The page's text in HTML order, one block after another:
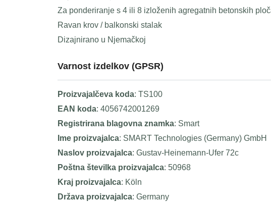
Za ponderiranje s 4 ili 8 izloženih agregatnih betonskih
Ravan krov / balkonski stalak
Dizajnirano u Njemačkoj
Varnost izdelkov (GPSR)
Proizvajalčeva koda: TS100
EAN koda: 4056742001269
Registrirana blagovna znamka: Smart
Ime proizvajalca: SMART Technologies (Germany) GmbH
Naslov proizvajalca: Gustav-Heinemann-Ufer 72c
Poštna številka proizvajalca: 50968
Kraj proizvajalca: Köln
Država proizvajalca: Germany